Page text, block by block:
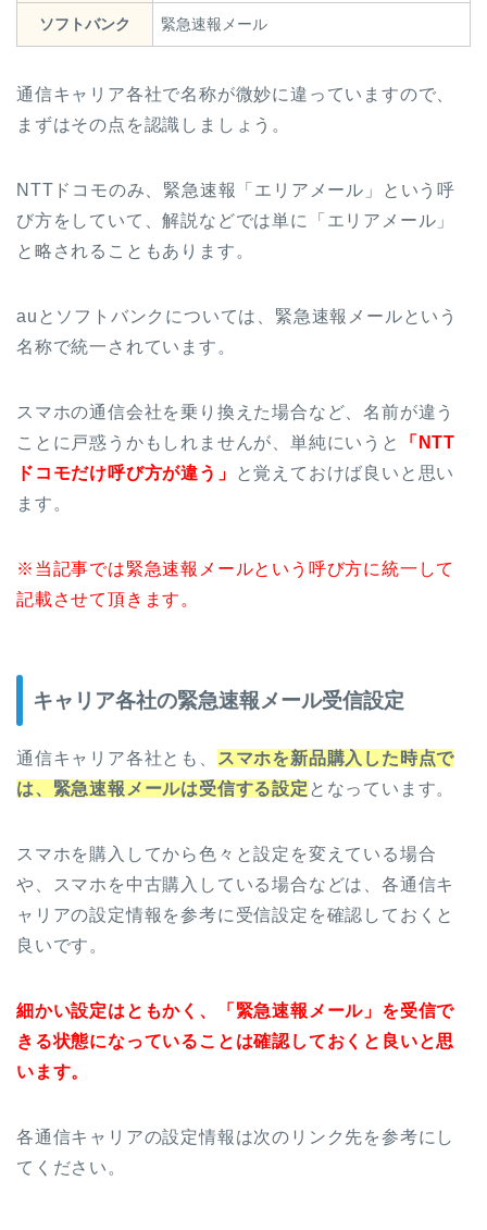
ソフトバンク 緊急速報メール
通信キャリア各社で名称が微妙に違っていますので、
まずはその点を認識しましょう。
NTTドコモのみ、緊急速報「エリアメール」という呼
び方をしていて、解説などでは単に「エリアメール」
と略されることもあります。
auとソフトバンクについては、緊急速報メールという
名称で統一されています。
スマホの通信会社を乗り換えた場合など、名前が違う
ことに戸惑うかもしれませんが、単純にいうと
「NTT
ドコモだけ呼び方が違う」
と覚えておけば良いと思い
ます。
※当記事では緊急速報メールという呼び方に統一して
記載させて頂きます。
キャリア各社の緊急速報メール受信設定
通信キャリア各社とも、
スマホを新品購入した時点で
は、緊急速報メールは受信する設定 となっています。
スマホを購入してから色々と設定を変えている場合
や、スマホを中古購入している場合などは、各通信キ
ャリアの設定情報を参考に受信設定を確認しておくと
良いです。
細かい設定はともかく、「緊急速報メール」を受信で
きる状態になっていることは確認しておくと良いと思
います。
各通信キャリアの設定情報は次のリンク先を参考にし
てください。